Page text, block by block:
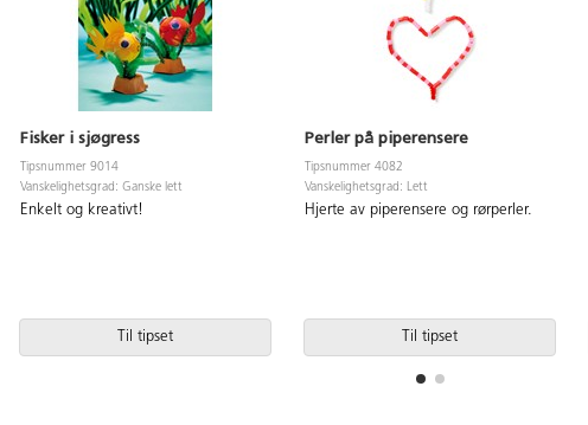
Fisker i sjøgress
Tipsnummer 9014
Vanskelighetsgrad: Ganske lett
Enkelt og kreativt!
Til tipset
Perler på piperensere
Tipsnummer 4082
Vanskelighetsgrad: Lett
Hjerte av piperensere og rørperler.
Til tipset